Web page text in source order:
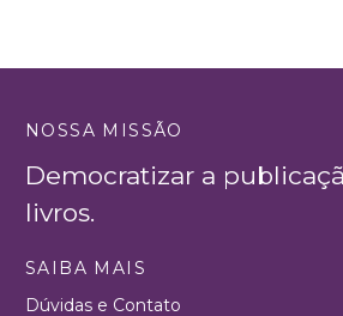
NOSSA MISSÃO
Democratizar a
livros.
SAIBA MAIS
Dúvidas e Contato